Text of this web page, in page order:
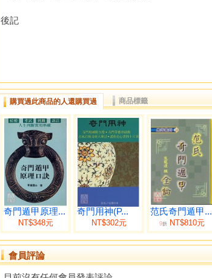
後記
購買過此商品的人還購買過 商品標籤
奇門遁甲原理...
NT$348元
奇門用神(P...
NT$302元
范氏奇門遁甲...
9折 NT$810元
會員評論